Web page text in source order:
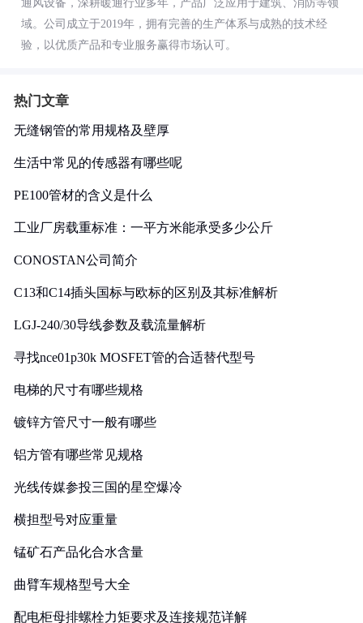
通风设备，深耕暖通行业多年，产品广泛应用于建筑、消防等领
域。公司成立于2019年，拥有完善的生产体系与成熟的技术经
验，以优质产品和专业服务赢得市场认可。
热门文章
无缝钢管的常用规格及壁厚
生活中常见的传感器有哪些呢
PE100管材的含义是什么
工业厂房载重标准：一平方米能承受多少公斤
CONOSTAN公司简介
C13和C14插头国标与欧标的区别及其标准解析
LGJ-240/30导线参数及载流量解析
寻找nce01p30k MOSFET管的合适替代型号
电梯的尺寸有哪些规格
镀锌方管尺寸一般有哪些
铝方管有哪些常见规格
光线传媒参投三国的星空爆冷
横担型号对应重量
锰矿石产品化合水含量
曲臂车规格型号大全
配电柜母排螺栓力矩要求及连接规范详解